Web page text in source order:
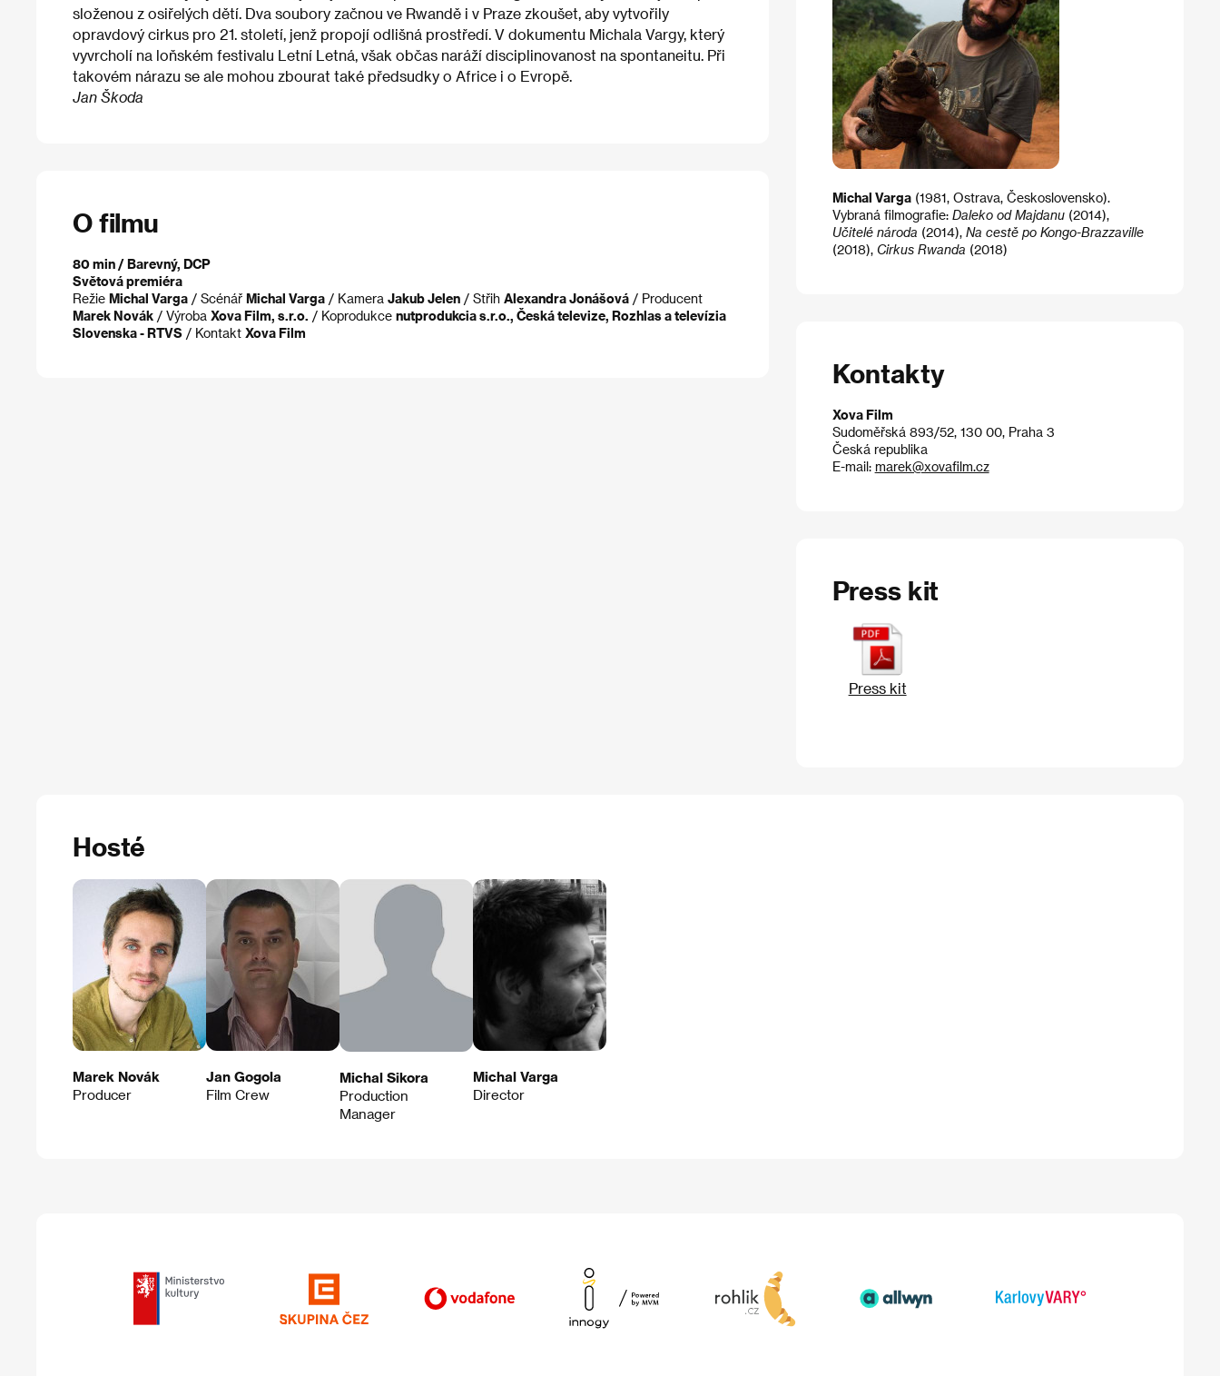
složenou z osiřelých dětí. Dva soubory začnou ve Rwandě i v Praze zkoušet, aby vytvořily
opravdový cirkus pro 21. století, jenž propojí odlišná prostředí. V dokumentu Michala Vargy, který
vyvrcholí na loňském festivalu Letní Letná, však občas naráží disciplinovanost na spontaneitu. Při
takovém nárazu se ale mohou zbourat také předsudky o Africe i o Evropě.
Jan Škoda
O filmu
80 min / Barevný, DCP
Světová premiéra
Režie Michal Varga / Scénář Michal Varga / Kamera Jakub Jelen / Střih Alexandra Jonášová / Producent
Marek Novák / Výroba Xova Film, s.r.o. / Koprodukce nutprodukcia s.r.o., Česká televize, Rozhlas a televízia
Slovenska - RTVS / Kontakt Xova Film
Michal Varga(1981, Ostrava, Československo).
Vybraná filmografie: Daleko od Majdanu(2014),
Učitelé národa (2014), Na cestě po Kongo-Brazzaville
(2018), Cirkus Rwanda (2018)
Kontakty
Xova Film
Sudoměřská 893/52, 130 00, Praha 3
Česká republika
E-mail: marek@xovafilm.cz
Press kit
Press kit
Hosté
Marek Novák
Producer
Jan Gogola
Film Crew
Michal Sikora
Production
Manager
Michal Varga
Director